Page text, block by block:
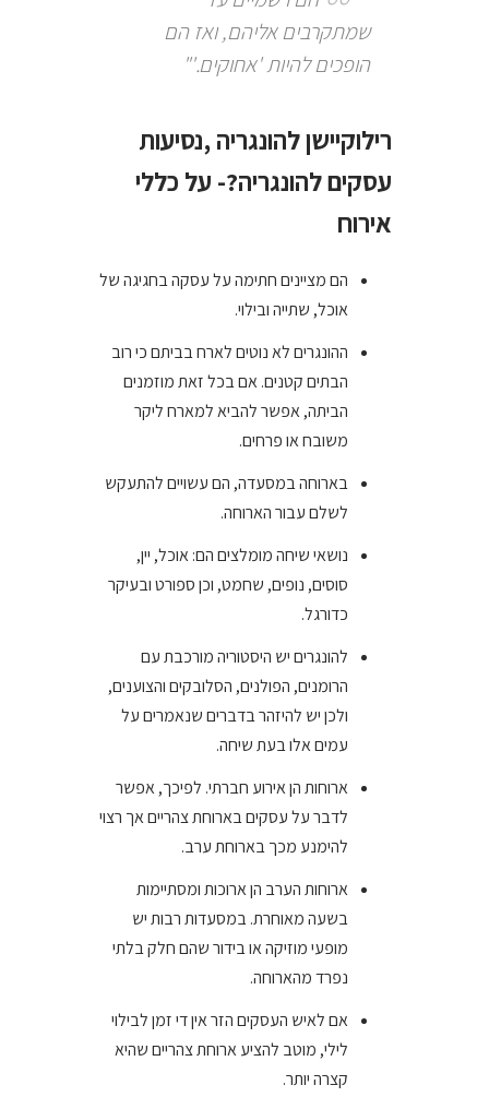
שמתקרבים אליהם, ואז הם
הופכים להיות 'אחוקים.'"
רילוקיישן להונגריה ,נסיעות
עסקים להונגריה?- על כללי
אירוח
הם מציינים חתימה על עסקה בחגיגה של
אוכל, שתייה ובילוי.
ההונגרים לא נוטים לארח בביתם כי רוב
הבתים קטנים. אם בכל זאת מוזמנים
הביתה, אפשר להביא למארח ליקר
משובח או פרחים.
בארוחה במסעדה, הם עשויים להתעקש
לשלם עבור הארוחה.
נושאי שיחה מומלצים הם: אוכל, יין,
סוסים, נופים, שחמט, וכן ספורט ובעיקר
כדורגל.
להונגרים יש היסטוריה מורכבת עם
הרומנים, הפולנים, הסלובקים והצוענים,
ולכן יש להיזהר בדברים שנאמרים על
עמים אלו בעת שיחה.
ארוחות הן אירוע חברתי. לפיכך, אפשר
לדבר על עסקים בארוחת צהריים אך רצוי
להימנע מכך בארוחת ערב.
ארוחות הערב הן ארוכות ומסתיימות
בשעה מאוחרת. במסעדות רבות יש
מופעי מוזיקה או בידור שהם חלק בלתי
נפרד מהארוחה.
אם לאיש העסקים הזר אין די זמן לבילוי
לילי, מוטב להציע ארוחת צהריים שהיא
קצרה יותר.